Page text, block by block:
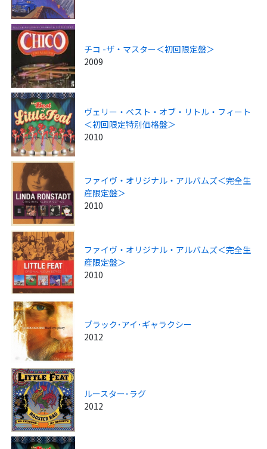
チコ -ザ・マスター＜初回限定盤＞
2009
ヴェリー・ベスト・オブ・リトル・フィート
＜初回限定特別価格盤＞
2010
ファイヴ・オリジナル・アルバムズ＜完全生
産限定盤＞
2010
ファイヴ・オリジナル・アルバムズ＜完全生
産限定盤＞
2010
ブラック･アイ･ギャラクシー
2012
ルースター･ラグ
2012